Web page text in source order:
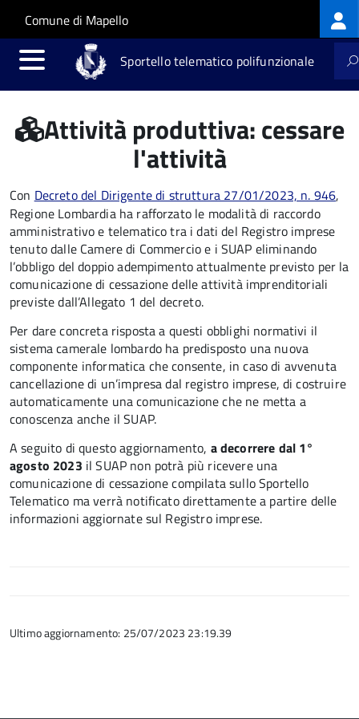
Salta al contenuto principale
Skip to site navigation
Comune di Mapello
Sportello telematico polifunzionale
Attività produttiva: cessare
l'attività
Con Decreto del Dirigente di struttura 27/01/2023, n. 946,
Regione Lombardia ha rafforzato le modalità di raccordo
amministrativo e telematico tra i dati del Registro imprese
tenuto dalle Camere di Commercio e i SUAP eliminando
l’obbligo del doppio adempimento attualmente previsto per la
comunicazione di cessazione delle attività imprenditoriali
previste dall’Allegato 1 del decreto.
Per dare concreta risposta a questi obblighi normativi il
sistema camerale lombardo ha predisposto una nuova
componente informatica che consente, in caso di avvenuta
cancellazione di un’impresa dal registro imprese, di costruire
automaticamente una comunicazione che ne metta a
conoscenza anche il SUAP.
A seguito di questo aggiornamento, a decorrere dal 1°
agosto 2023 il SUAP non potrà più ricevere una
comunicazione di cessazione compilata sullo Sportello
Telematico ma verrà notificato direttamente a partire delle
informazioni aggiornate sul Registro imprese.
Ultimo aggiornamento: 25/07/2023 23:19.39